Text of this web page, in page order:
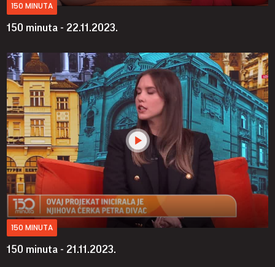
150 MINUTA
150 minuta - 22.11.2023.
150 MINUTA
150 minuta - 21.11.2023.